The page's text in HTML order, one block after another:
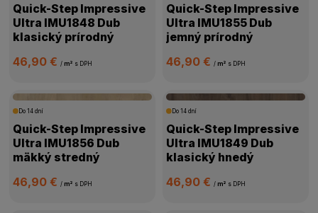
Quick-Step Impressive
Ultra IMU1848 Dub
klasický prírodný
46,90 €/ m² s DPH
Quick-Step Impressive
Ultra IMU1855 Dub
jemný prírodný
46,90 € / m² s DPH
Do 14 dní
Quick-Step Impressive
Ultra IMU1856 Dub
mäkký stredný
46,90 €/ m² s DPH
Do 14 dní
Quick-Step Impressive
Ultra IMU1849 Dub
klasický hnedý
46,90 € / m² s DPH